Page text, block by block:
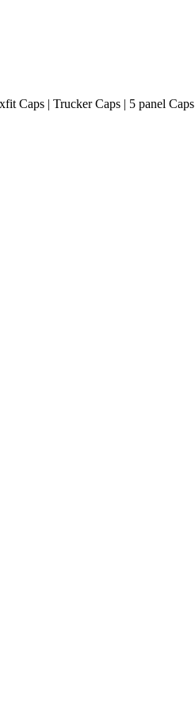
Caps | Trucker Caps | 5 panel Caps